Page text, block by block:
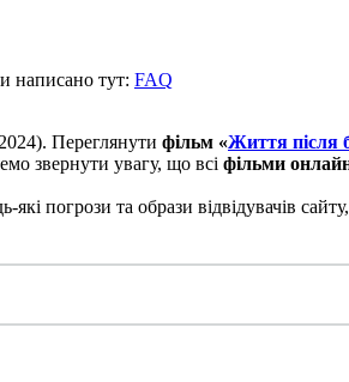
написано тут: FAQ
Переглянути фільм «Життя після
звернути увагу, що всі фільми
погрози та образи відвідувачів